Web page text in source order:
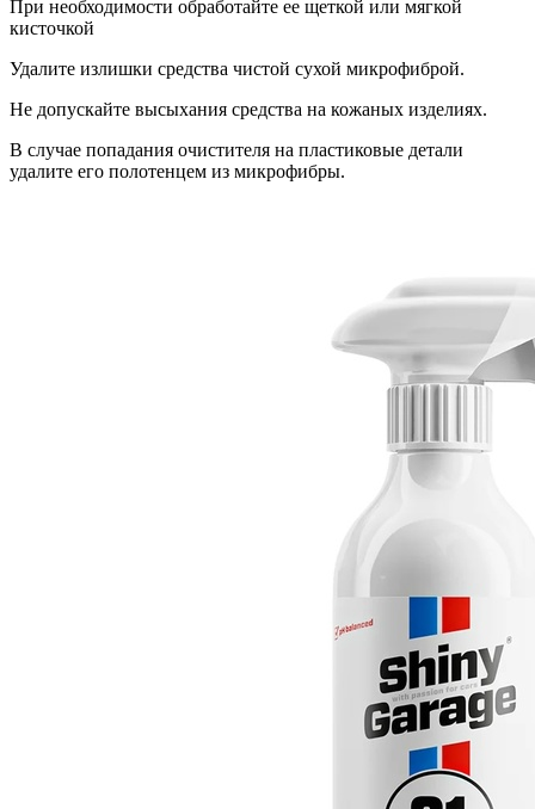
При необходимости обработайте ее щеткой или мягкой
кисточкой
Удалите излишки средства чистой сухой микрофиброй.
Не допускайте высыхания средства на кожаных изделиях.
В случае попадания очистителя на пластиковые детали
удалите его полотенцем из микрофибры.